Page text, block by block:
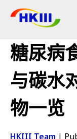
糖尿病
与碳水
物一览
HKIII Team |